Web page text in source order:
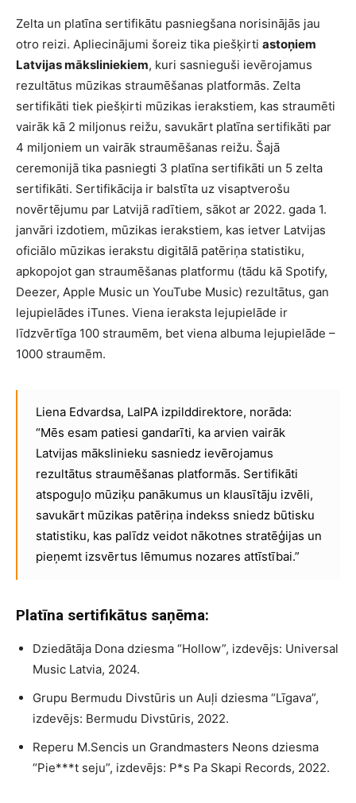
Zelta un platīna sertifikātu pasniegšana norisinājās jau
otro reizi. Apliecinājumi šoreiz tika piešķirti astoņiem
Latvijas māksliniekiem, kuri sasnieguši ievērojamus
rezultātus mūzikas straumēšanas platformās. Zelta
sertifikāti tiek piešķirti mūzikas ierakstiem, kas straumēti
vairāk kā 2 miljonus reižu, savukārt platīna sertifikāti par
4 miljoniem un vairāk straumēšanas reižu. Šajā
ceremonijā tika pasniegti 3 platīna sertifikāti un 5 zelta
sertifikāti. Sertifikācija ir balstīta uz visaptverošu
novērtējumu par Latvijā radītiem, sākot ar 2022. gada 1.
janvāri izdotiem, mūzikas ierakstiem, kas ietver Latvijas
oficiālo mūzikas ierakstu digitālā patēriņa statistiku,
apkopojot gan straumēšanas platformu (tādu kā Spotify,
Deezer, Apple Music un YouTube Music) rezultātus, gan
lejupielādes iTunes. Viena ieraksta lejupielāde ir
līdzvērtīga 100 straumēm, bet viena albuma lejupielāde –
1000 straumēm.
Liena Edvardsa, LaIPA izpilddirektore, norāda:
“Mēs esam patiesi gandarīti, ka arvien vairāk
Latvijas mākslinieku sasniedz ievērojamus
rezultātus straumēšanas platformās. Sertifikāti
atspoguļo mūziķu panākumus un klausītāju izvēli,
savukārt mūzikas patēriņa indekss sniedz būtisku
statistiku, kas palīdz veidot nākotnes stratēģijas un
pieņemt izsvērtus lēmumus nozares attīstībai.”
Platīna sertifikātus saņēma:
Dziedātāja Dona dziesma “Hollow”, izdevējs: Universal
Music Latvia, 2024.
Grupu Bermudu Divstūris un Auļi dziesma “Līgava”,
izdevējs: Bermudu Divstūris, 2022.
Reperu M.Sencis un Grandmasters Neons dziesma
“Pie***t seju”, izdevējs: P*s Pa Skapi Records, 2022.